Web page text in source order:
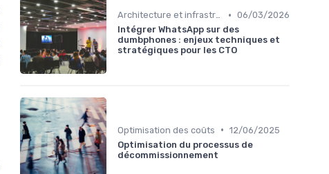
Architecture et infrastructure • 06/03/2026
Intégrer WhatsApp sur des
dumbphones : enjeux techniques et
stratégiques pour les CTO
Optimisation des coûts • 12/06/2025
Optimisation du processus de
décommissionnement